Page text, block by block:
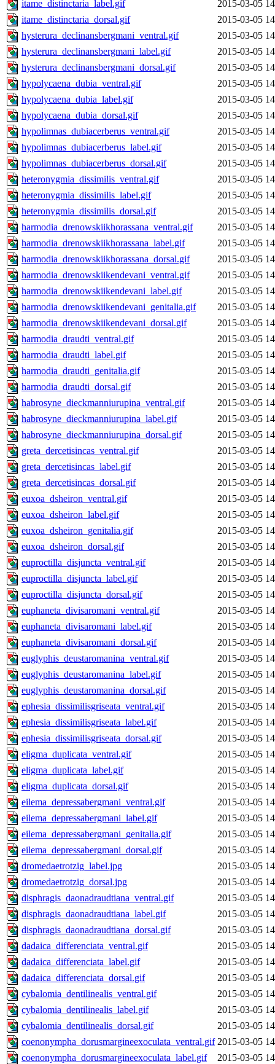
itame_distinctaria_label.gif
2015-03-05
itame_distinctaria_dorsal.gif
2015-03-05
hysterura_declinansbergmani_ventral.gif
2015-03-05
hysterura_declinansbergmani_label.gif
2015-03-05
hysterura_declinansbergmani_dorsal.gif
2015-03-05
hypolycaena_dubia_ventral.gif
2015-03-05
hypolycaena_dubia_label.gif
2015-03-05
hypolycaena_dubia_dorsal.gif
2015-03-05
hypolimnas_dubiacerberus_ventral.gif
2015-03-05
hypolimnas_dubiacerberus_label.gif
2015-03-05
hypolimnas_dubiacerberus_dorsal.gif
2015-03-05
heteronygmia_dissimilis_ventral.gif
2015-03-05
heteronygmia_dissimilis_label.gif
2015-03-05
heteronygmia_dissimilis_dorsal.gif
2015-03-05
harmodia_drenowskiikhorassana_ventral.gif
2015-03-05
harmodia_drenowskiikhorassana_label.gif
2015-03-05
harmodia_drenowskiikhorassana_dorsal.gif
2015-03-05
harmodia_drenowskiikendevani_ventral.gif
2015-03-05
harmodia_drenowskiikendevani_label.gif
2015-03-05
harmodia_drenowskiikendevani_genitalia.gif
2015-03-05
harmodia_drenowskiikendevani_dorsal.gif
2015-03-05
harmodia_draudti_ventral.gif
2015-03-05
harmodia_draudti_label.gif
2015-03-05
harmodia_draudti_genitalia.gif
2015-03-05
harmodia_draudti_dorsal.gif
2015-03-05
habrosyne_dieckmanniurupina_ventral.gif
2015-03-05
habrosyne_dieckmanniurupina_label.gif
2015-03-05
habrosyne_dieckmanniurupina_dorsal.gif
2015-03-05
greta_dercetisincas_ventral.gif
2015-03-05
greta_dercetisincas_label.gif
2015-03-05
greta_dercetisincas_dorsal.gif
2015-03-05
euxoa_dsheiron_ventral.gif
2015-03-05
euxoa_dsheiron_label.gif
2015-03-05
euxoa_dsheiron_genitalia.gif
2015-03-05
euxoa_dsheiron_dorsal.gif
2015-03-05
euproctilla_disjuncta_ventral.gif
2015-03-05
euproctilla_disjuncta_label.gif
2015-03-05
euproctilla_disjuncta_dorsal.gif
2015-03-05
euphaneta_divisaromani_ventral.gif
2015-03-05
euphaneta_divisaromani_label.gif
2015-03-05
euphaneta_divisaromani_dorsal.gif
2015-03-05
euglyphis_deustaromanina_ventral.gif
2015-03-05
euglyphis_deustaromanina_label.gif
2015-03-05
euglyphis_deustaromanina_dorsal.gif
2015-03-05
ephesia_dissimilisgriseata_ventral.gif
2015-03-05
ephesia_dissimilisgriseata_label.gif
2015-03-05
ephesia_dissimilisgriseata_dorsal.gif
2015-03-05
eligma_duplicata_ventral.gif
2015-03-05
eligma_duplicata_label.gif
2015-03-05
eligma_duplicata_dorsal.gif
2015-03-05
eilema_depressabergmani_ventral.gif
2015-03-05
eilema_depressabergmani_label.gif
2015-03-05
eilema_depressabergmani_genitalia.gif
2015-03-05
eilema_depressabergmani_dorsal.gif
2015-03-05
dromedaetrotzig_label.jpg
2015-03-05
dromedaetrotzig_dorsal.jpg
2015-03-05
disphragis_daonadraudtiana_ventral.gif
2015-03-05
disphragis_daonadraudtiana_label.gif
2015-03-05
disphragis_daonadraudtiana_dorsal.gif
2015-03-05
dadaica_differenciata_ventral.gif
2015-03-05
dadaica_differenciata_label.gif
2015-03-05
dadaica_differenciata_dorsal.gif
2015-03-05
cybalomia_dentilinealis_ventral.gif
2015-03-05
cybalomia_dentilinealis_label.gif
2015-03-05
cybalomia_dentilinealis_dorsal.gif
2015-03-05
coenonympha_dorusmargineexoculata_ventral.gif 2015-03-05
coenonympha_dorusmargineexoculata_label.gif
2015-03-05